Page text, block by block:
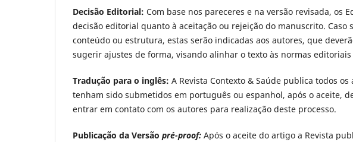
Decisão Editorial: Com base nos pareceres e na versão revisada, os
decisão editorial quanto à aceitação ou rejeição do manuscrito. Caso
conteúdo ou estrutura, estas serão indicadas aos autores, que
sugerir ajustes de forma, visando alinhar o texto às normas
Tradução para o inglês: A Revista Contexto & Saúde publica todos
tenham sido submetidos em português ou espanhol, após o aceite,
entrar em contato com os autores para realização deste processo.
Publicação da Versão pré-proof: Após o aceite do artigo a Revista